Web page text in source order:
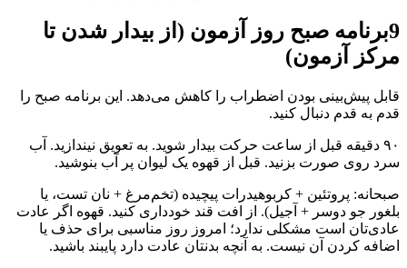
9برنامه صبح روز آزمون (از بیدار شدن تا
مرکز آزمون)
قابل پیش‌بینی بودن اضطراب را کاهش می‌دهد. این برنامه صبح را
قدم به قدم دنبال کنید.
۹۰ دقیقه قبل از ساعت حرکت بیدار شوید. به تعویق نیندازید. آب
سرد روی صورت بزنید. قبل از قهوه یک لیوان پر آب بنوشید.
صبحانه: پروتئین + کربوهیدرات پیچیده (تخم‌مرغ + نان تست، یا
بلغور جو دوسر + آجیل). از افت قند خودداری کنید. قهوه اگر عادت
عادی‌تان است مشکلی ندارد؛ امروز روز مناسبی برای حذف یا
اضافه کردن آن نیست. به آنچه بدنتان عادت دارد پایبند باشید.